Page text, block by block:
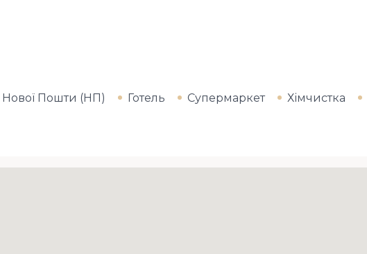
Нової Пошти (НП) Готель Супермаркет Хімчистка